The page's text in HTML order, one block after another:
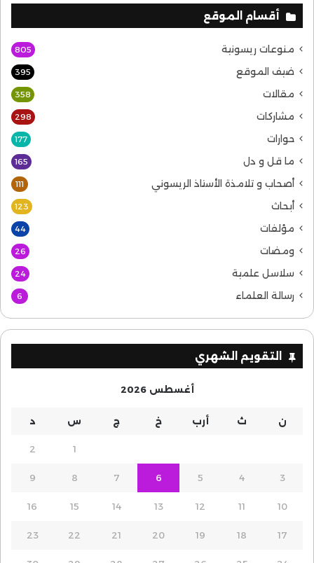
أقسام الموقع
منوعات ريسونية 805
ضيف الموقع 395
مقالات 358
مشاركات 298
حوارات 177
ما قل و دل 165
أصحاب و تلامذة الأستاذ الريسوني 111
أبحاث 123
مؤلفات 44
ومضات 26
سلاسل علمية 24
رسالة العلماء 6
التقويم الشهري
أغسطس 2026
ن ث أرب خ ج س د
1
2
3
4
5
6
7
8
9
10
11
12
13
14
15
16
17
18
19
20
21
22
23